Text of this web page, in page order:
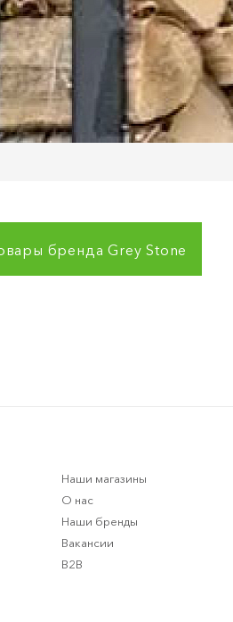
брендаGrey Stone
Наши магазины
О нас
Наши бренды
Вакансии
B2B